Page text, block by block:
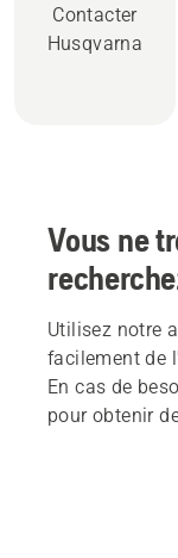
Contacter
Husqvarna
Vous ne
Utilisez notre
facilement de
En cas de
pour obtenir